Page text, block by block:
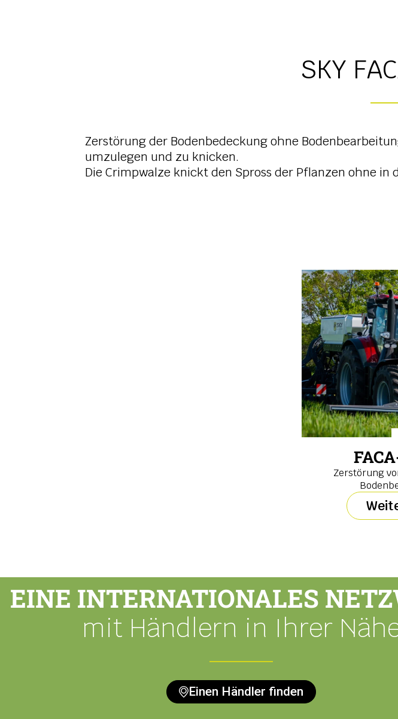
SKY
Zerstörung der Bodenbedeckung ohne
umzulegen und zu knicken.
Die Crimpwalze knickt den Spross der Pflanzen ohne
Zerstörung
EINE INTERNATIONALES
mit Händlern in Ihrer
Einen Händler finden